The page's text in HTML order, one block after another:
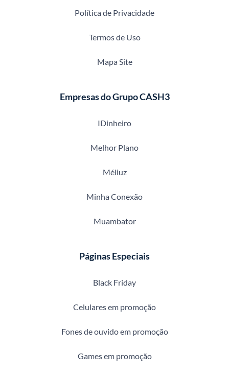
Política de Privacidade
Termos de Uso
Mapa Site
Empresas do Grupo CASH3
IDinheiro
Melhor Plano
Méliuz
Minha Conexão
Muambator
Páginas Especiais
Black Friday
Celulares em promoção
Fones de ouvido em promoção
Games em promoção